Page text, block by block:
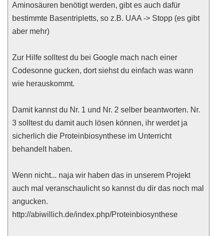
Aminosäuren benötigt werden, gibt es auch dafür
bestimmte Basentripletts, so z.B. UAA -> Stopp (es gibt
aber mehr)
Zur Hilfe solltest du bei Google mach nach einer
Codesonne gucken, dort siehst du einfach was wann
wie herauskommt.
Damit kannst du Nr. 1 und Nr. 2 selber beantworten. Nr.
3 solltest du damit auch lösen können, ihr werdet ja
sicherlich die Proteinbiosynthese im Unterricht
behandelt haben.
Wenn nicht... naja wir haben das in unserem Projekt
auch mal veranschaulicht so kannst du dir das noch mal
angucken.
http://abiwillich.de/index.php/Proteinbiosynthese